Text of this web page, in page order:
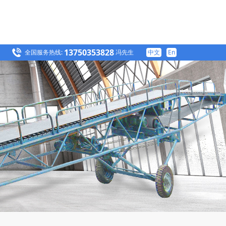
全国服务热线: 13750353828冯先生 中文 En